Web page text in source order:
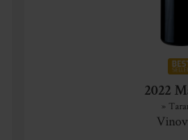
2022
»